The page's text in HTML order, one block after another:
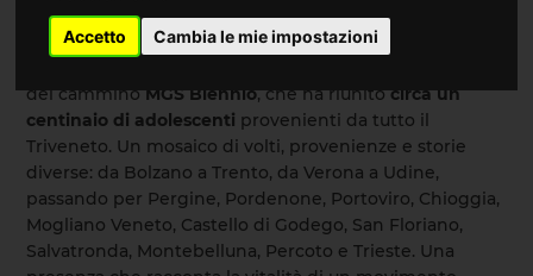
Accetto Cambia le mie impostazioni
Nel fine settimana dell’8 e 9 novembre, l’opera
del camminoMGS Biennio, che ha riunitocirca un
centinaio di adolescenti provenienti da tutto il
Triveneto. Un mosaico di volti, provenienze e storie
diverse: da Bolzano a Trento, da Verona a Udine,
passando per Pergine, Pordenone, Portoviro, Chioggia,
Mogliano Veneto, Castello di Godego, San Floriano,
Salvatronda, Montebelluna, Percoto e Trieste. Una